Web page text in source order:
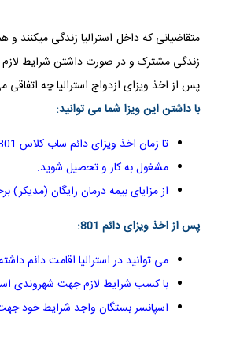
زندگی مشترک و در صورت داشتن شرایط لازم
پس از اخذ ویزای ازدواج استرالیا چه اتفاقی
با داشتن این ویزا شما می توانید:
تا زمان اخذ ویزای دائم ساب کلاس 801 در استرالیا اقامت داشته باشید
مشغول به کار و تحصیل شوید.
از مزایای بیمه درمان رایگان (مدیکر)
پس از اخذ ویزای دائم 801
:
می توانید در استرالیا اقامت دائم
با کسب شرایط لازم جهت شهروندی
اسپانسر بستگان واجد شرایط خود